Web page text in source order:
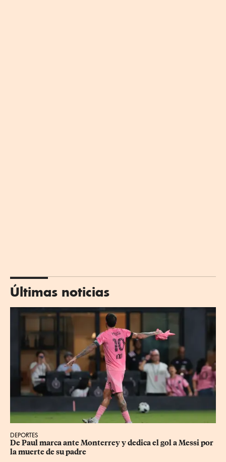
Últimas noticias
DEPORTES
De Paul marca ante Monterrey y dedica el gol a Messi por
la muerte de su padre